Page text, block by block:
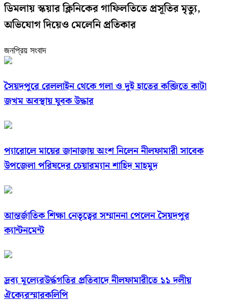
ডিমলায় স্কয়ার ক্লিনিকের গাফিলতিতে প্রসূতির মৃত্যু,
অভিযোগ দিয়েও মেলেনি প্রতিকার
জনপ্রিয় সংবাদ
সৈয়দপুরে রেললাইন থেকে গলা ও দুই হাতের কব্জিতে কাটা
জখম অবস্থায় যুবক উদ্ধার
প্যারোলে মায়ের জানাজায় অংশ নিলেন নীলফামারী সাবেক
উপজেলা পরিষদের চেয়ারম্যান শাহিদ মাহমুদ
আন্তর্জাতিক শিক্ষা নেতৃত্বের সম্মাননা পেলেন সৈয়দপুর
ক্যান্টনমেন্ট
দ্রব্য মূল্যেরউর্দ্ধগতির প্রতিবাদে নীলফামারীতে ১১ দলীয়
ঐক্যেরস্মারকলিপি